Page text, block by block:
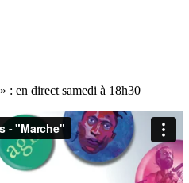
» : en direct samedi à 18h30